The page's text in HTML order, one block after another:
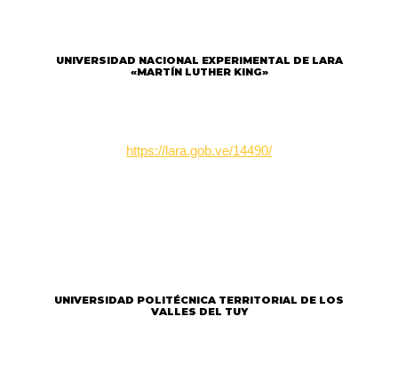
UNIVERSIDAD NACIONAL EXPERIMENTAL DE LARA
«MARTÍN LUTHER KING»
https://lara.gob.ve/14490/
UNIVERSIDAD POLITÉCNICA TERRITORIAL DE LOS
VALLES DEL TUY